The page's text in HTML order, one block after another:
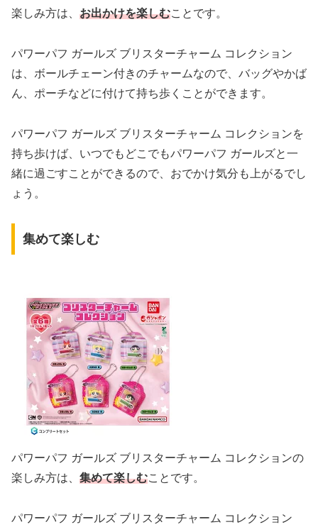
楽しみ方は、 お出かけを楽しむことです。
パワーパフ ガールズ ブリスターチャーム コレクション
は、ボールチェーン付きのチャームなので、バッグやかば
ん、ポーチなどに付けて持ち歩くことができます。
パワーパフ ガールズ ブリスターチャーム コレクションを
持ち歩けば、いつでもどこでもパワーパフ ガールズと一
緒に過ごすことができるので、おでかけ気分も上がるでし
ょう。
集めて楽しむ
パワーパフ ガールズ ブリスターチャーム コレクションの
楽しみ方は、 集めて楽しむことです。
パワーパフ ガールズ ブリスターチャーム コレクション